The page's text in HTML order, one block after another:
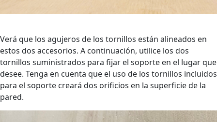
Verá que los agujeros de los tornillos están alineados en
estos dos accesorios. A continuación, utilice los dos
tornillos suministrados para fijar el soporte en el lugar que
desee. Tenga en cuenta que el uso de los tornillos incluidos
para el soporte creará dos orificios en la superficie de la
pared.